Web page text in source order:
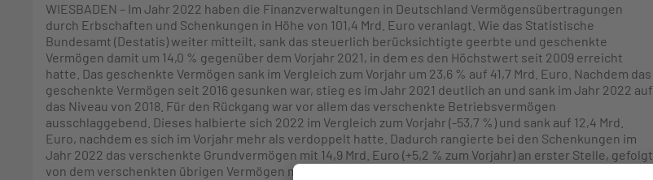
WIESBADEN – Im Jahr 2022 haben die Finanzverwaltungen in Deutschland Vermögensübertragungen
durch Erbschaften und Schenkungen in Höhe von 101,4 Mrd. Euro veranlagt. Wie das Statistische
Bundesamt (Destatis) weiter mitteilt, sank das steuerlich berücksichtigte geerbte und geschenkte
Vermögen damit um 14,0 % gegenüber dem Vorjahr 2021, in dem es den Höchstwert seit 2009 erreicht
hatte. Das geschenkte Vermögen sank im Vergleich zum Vorjahr um 23,6 % auf 41,7 Mrd. Euro. Nachdem das
geschenkte Vermögen seit 2016 gesunken war, stieg es im Jahr 2021 deutlich an und sank im Jahr 2022 auf
das Niveau von 2018. Für den Rückgang war vor allem das verschenkte Betriebsvermögen
ausschlaggebend. Dieses halbierte sich 2022 im Vergleich zum Vorjahr (-53,7 %) und sank auf 12,4 Mrd.
Euro, nachdem es sich im Vorjahr mehr als verdoppelt hatte. Dadurch rangierte bei den Schenkungen im
Jahr 2022 das verschenkte Grundvermögen mit 14,9 Mrd. Euro (+5,2 % zum Vorjahr) an erster Stelle, gefolgt
von dem verschenkten übrigen Vermögen mit 13,6 Mrd. Euro (+6,4 % zum Vorjahr).